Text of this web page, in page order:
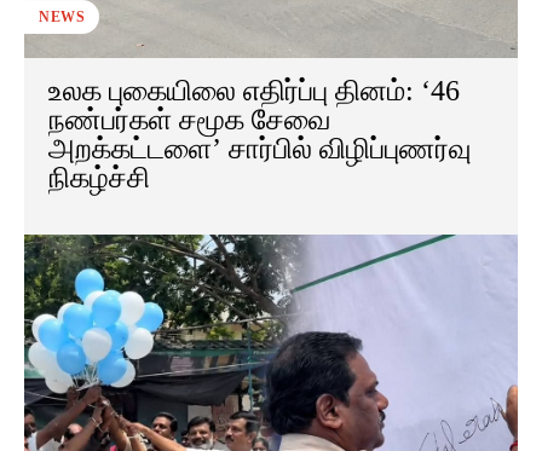
NEWS
உலக புகையிலை எதிர்ப்பு தினம்: ‘46
நண்பர்கள் சமூக சேவை
அறக்கட்டளை’ சார்பில் விழிப்புணர்வு
நிகழ்ச்சி